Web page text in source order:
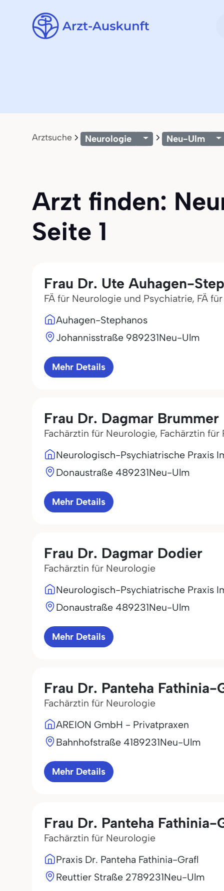
Arztsuche Neurologie Neu-Ulm
Arzt finden:
Seite 1
Frau Dr. Ute Auhagen-
FÄ für Neurologie und Psychiatrie, FÄ
Auhagen-Stephanos
Johannisstraße 989231Neu-Ulm
Mehr Details
Frau Dr. Dagmar Brummer
Fachärztin für Neurologie, Fachärztin
Neurologisch-Psychiatrische Praxis
Donaustraße 489231Neu-Ulm
Mehr Details
Frau Dr. Dagmar Dodier
Fachärztin für Neurologie
Neurologisch-Psychiatrische Praxis
Donaustraße 489231Neu-Ulm
Mehr Details
Frau Dr. Panteha Fathinia-
Fachärztin für Neurologie
AREION GmbH - Privatpraxen
Bahnhofstraße 4189231Neu-Ulm
Mehr Details
Frau Dr. Panteha Fathinia-
Fachärztin für Neurologie
Praxis Dr. Panteha Fathinia-Grafl
Reuttier Straße 2789231Neu-Ulm